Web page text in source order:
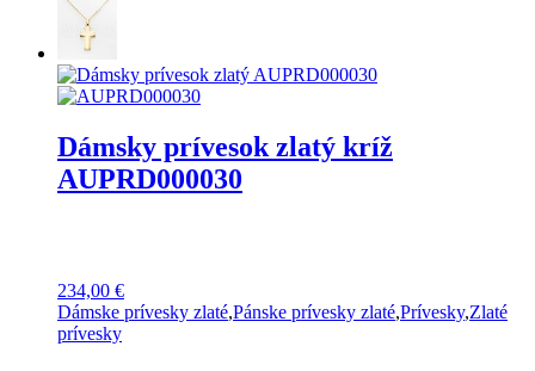
Dámsky prívesok zlatý kríž
AUPRD000030
234,00 €
Dámske prívesky zlaté,Pánske prívesky zlaté,Prívesky,Zlaté
prívesky